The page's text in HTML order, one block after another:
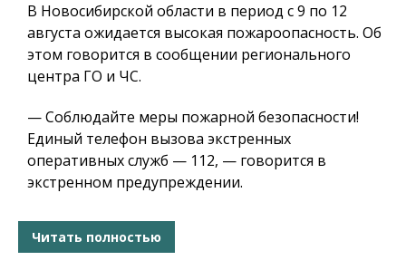
В Новосибирской области в период с 9 по 12
августа ожидается высокая пожароопасность. Об
этом говорится в сообщении регионального
центра ГО и ЧС.
— Соблюдайте меры пожарной безопасности!
Единый телефон вызова экстренных
оперативных служб — 112, — говорится в
экстренном предупреждении.
Читать полностью